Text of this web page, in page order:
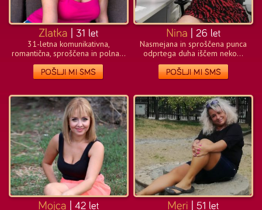
31-letna komunikativna,
romantična, sproščena in polna...
Nasmejana in sproščena punca
odprtega duha iščem neko...